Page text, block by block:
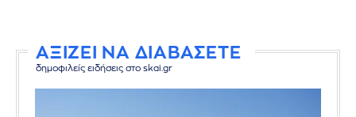
ΑΞΙΖΕΙ ΝΑ ΔΙΑΒΑΣΕΤΕ
δημοφιλείς ειδήσεις στο skai.gr